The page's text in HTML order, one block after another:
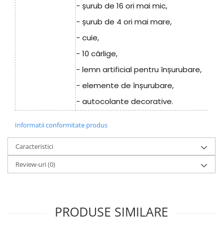
- șurub de 16 ori mai mic,
- șurub de 4 ori mai mare,
- cuie,
- 10 cârlige,
- lemn artificial pentru înșurubare,
- elemente de înșurubare,
- autocolante decorative.
Informatii conformitate produs
Caracteristici
Review-uri(0)
PRODUSE SIMILARE